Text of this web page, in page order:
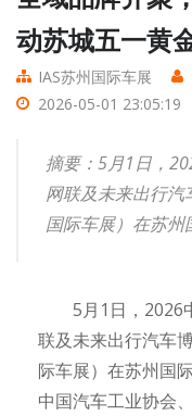
动苏城五一黄
IAS苏州国际车展
2026-05-01 23:05:19
摘要：5月1日，
网联及未来出行
国际车展）在苏州
5月1日，2026
联及未来出行汽车
际车展）在苏州国
中国汽车工业协会